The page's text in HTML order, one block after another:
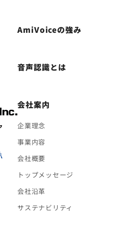
AmiVoiceの強み
音声認識とは
会社案内
企業理念
事業内容
会社概要
トップメッセージ
会社沿革
サステナビリティ